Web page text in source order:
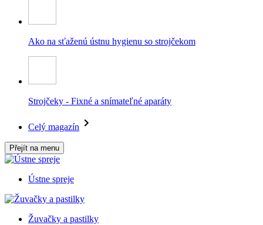
Ako na sťaženú ústnu hygienu so strojčekom
Strojčeky - Fixné a snímateľné aparáty
Celý magazín
Přejít na menu
Ústne spreje
Žuvačky a pastilky